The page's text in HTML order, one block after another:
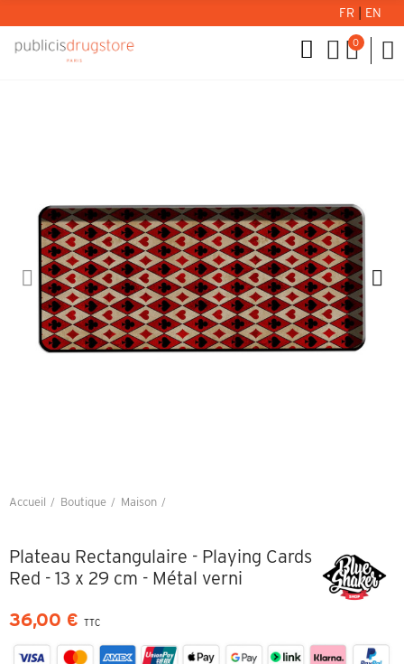
FR EN
0
Accueil Boutique
Maison
Plateau Rectangulaire - Playing Cards
Red - 13 x 29 cm - Métal verni
36,00 € TTC